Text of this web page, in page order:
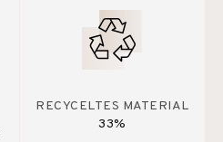
RECYCELTES MATERIAL
33%